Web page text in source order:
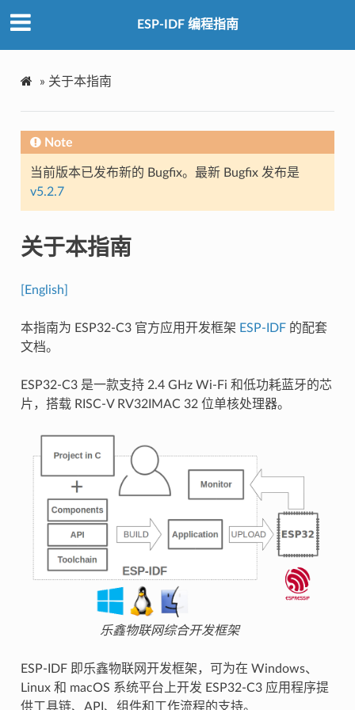
ESP-IDF 编程指南
» 关于本指南
Note
当前版本已发布新的 Bugfix。最新 Bugfix 发布是
v5.2.7
关于本指南
[English]
本指南为 ESP32-C3 官方应用开发框架 ESP-IDF的配套
文档。
ESP32-C3 是一款支持 2.4 GHz Wi-Fi 和低功耗蓝牙的芯
片，搭载 RISC-V RV32IMAC 32 位单核处理器。
乐鑫物联网综合开发框架
ESP-IDF 即乐鑫物联网开发框架，可为在 Windows、
Linux 和 macOS 系统平台上开发 ESP32-C3 应用程序提
供工具链、API、组件和工作流程的支持。